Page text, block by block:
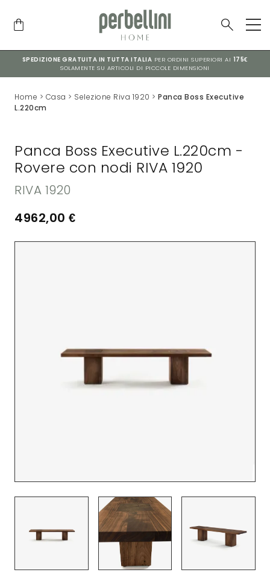
SPEDIZIONE GRATUITA IN TUTTA ITALIA PER ORDINI SUPERIORI AI 175€
SOLAMENTE SU ARTICOLI DI PICCOLE DIMENSIONI
Home > Casa > Selezione Riva 1920 > Panca Boss Executive
L.220cm
Panca Boss Executive L.220cm -
Rovere con nodi RIVA 1920
RIVA 1920
4962,00 €